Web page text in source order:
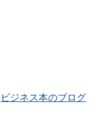
ビジネス本のブログ